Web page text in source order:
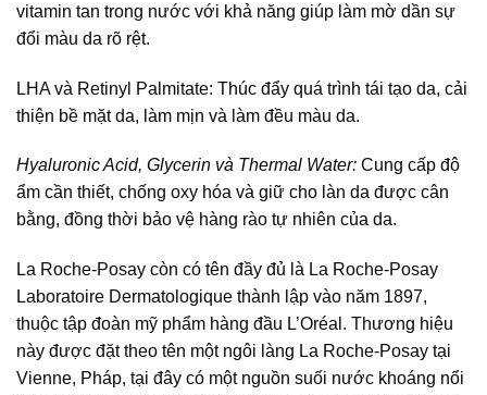
vitamin tan trong nước với khả năng giúp làm mờ dần sự
đổi màu da rõ rệt.
LHA và Retinyl Palmitate: Thúc đẩy quá trình tái tạo da, cải
thiện bề mặt da, làm mịn và làm đều màu da.
Hyaluronic Acid, Glycerin và Thermal Water: Cung cấp độ
ẩm cần thiết, chống oxy hóa và giữ cho làn da được cân
bằng, đồng thời bảo vệ hàng rào tự nhiên của da.
La Roche-Posay còn có tên đầy đủ là La Roche-Posay
Laboratoire Dermatologique thành lập vào năm 1897,
thuộc tập đoàn mỹ phẩm hàng đầu L’Oréal. Thương hiệu
này được đặt theo tên một ngôi làng La Roche-Posay tại
Vienne, Pháp, tại đây có một nguồn suối nước khoáng nổi